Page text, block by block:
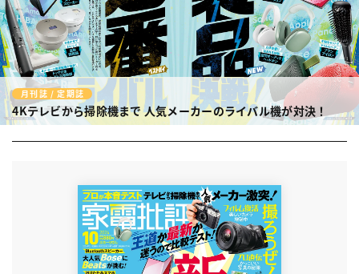
月刊誌 / 定期誌
4Kテレビから掃除機まで 人気メーカーのライバル機が対決！